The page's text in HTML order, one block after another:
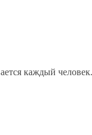
каждый